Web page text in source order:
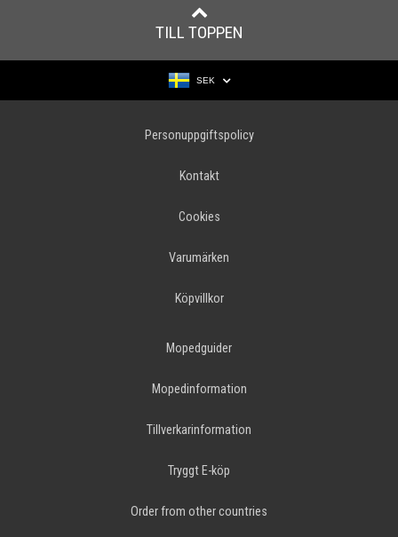
TILL TOPPEN
SEK
Personuppgiftspolicy
Kontakt
Cookies
Varumärken
Köpvillkor
Mopedguider
Mopedinformation
Tillverkarinformation
Tryggt E-köp
Order from other countries